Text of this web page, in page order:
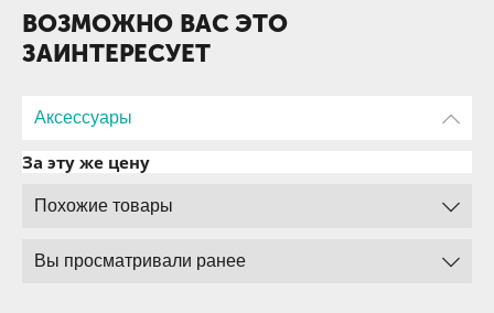
ВОЗМОЖНО ВАС ЭТО
ЗАИНТЕРЕСУЕТ
Аксессуары
За эту же цену
Похожие товары
Вы просматривали ранее